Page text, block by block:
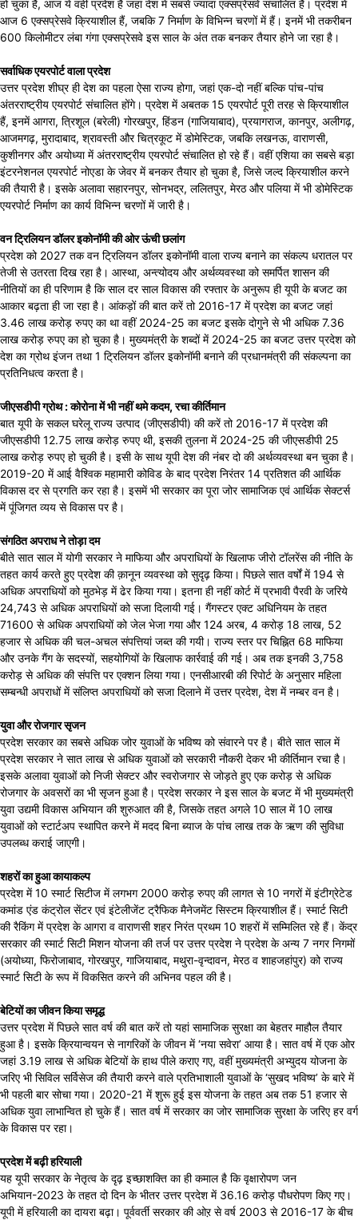
हो चुका है, आज ये वहीं प्रदेश है जहां देश में सबसे ज्यादा एक्सप्रेसवे संचालित हैं। प्रदेश में
आज 6 एक्सप्रेसवे क्रियाशील हैं, जबकि 7 निर्माण के विभिन्न चरणों में हैं। इनमें भी तकरीबन
600 किलोमीटर लंबा गंगा एक्सप्रेसवे इस साल के अंत तक बनकर तैयार होने जा रहा है।
सर्वाधिक एयरपोर्ट वाला प्रदेश
उत्तर प्रदेश शीघ्र ही देश का पहला ऐसा राज्य होगा, जहां एक-दो नहीं बल्कि पांच-पांच
अंतरराष्ट्रीय एयरपोर्ट संचालित होंगे। प्रदेश में अबतक 15 एयरपोर्ट पूरी तरह से क्रियाशील
हैं, इनमें आगरा, त्रिशूल (बरेली) गोरखपुर, हिंडन (गाजियाबाद), प्रयागराज, कानपुर, अलीगढ़,
आजमगढ़, मुरादाबाद, श्रावस्ती और चित्रकूट में डोमेस्टिक, जबकि लखनऊ, वाराणसी,
कुशीनगर और अयोध्या में अंतरराष्ट्रीय एयरपोर्ट संचालित हो रहे हैं। वहीं एशिया का सबसे बड़ा
इंटरनेशनल एयरपोर्ट नोएडा के जेवर में बनकर तैयार हो चुका है, जिसे जल्द क्रियाशील करने
की तैयारी है। इसके अलावा सहारनपुर, सोनभद्र, ललितपुर, मेरठ और पलिया में भी डोमेस्टिक
एयरपोर्ट निर्माण का कार्य विभिन्न चरणों में जारी है।
वन ट्रिलियन डॉलर इकोनॉमी की ओर ऊंची छलांग
प्रदेश को 2027 तक वन ट्रिलियन डॉलर इकोनॉमी वाला राज्य बनाने का संकल्प धरातल पर
तेजी से उतरता दिख रहा है। आस्था, अन्त्योदय और अर्थव्यवस्था को समर्पित शासन की
नीतियों का ही परिणाम है कि साल दर साल विकास की रफ्तार के अनुरूप ही यूपी के बजट का
आकार बढ़ता ही जा रहा है। आंकड़ों की बात करें तो 2016-17 में प्रदेश का बजट जहां
3.46 लाख करोड़ रुपए का था वहीं 2024-25 का बजट इसके दोगुने से भी अधिक 7.36
लाख करोड़ रुपए का हो चुका है। मुख्यमंत्री के शब्दों में 2024-25 का बजट उत्तर प्रदेश को
देश का ग्रोथ इंजन तथा 1 ट्रिलियन डॉलर इकोनॉमी बनाने की प्रधानमंत्री की संकल्पना का
प्रतिनिधत्व करता है।
जीएसडीपी ग्रोथ : कोरोना में भी नहीं थमे कदम, रचा कीर्तिमान
बात यूपी के सकल घरेलू राज्य उत्पाद (जीएसडीपी) की करें तो 2016-17 में प्रदेश की
जीएसडीपी 12.75 लाख करोड़ रुपए थी, इसकी तुलना में 2024-25 की जीएसडीपी 25
लाख करोड़ रुपए हो चुकी है। इसी के साथ यूपी देश की नंबर दो की अर्थव्यवस्था बन चुका है।
2019-20 में आई वैश्विक महामारी कोविड के बाद प्रदेश निरंतर 14 प्रतिशत की आर्थिक
विकास दर से प्रगति कर रहा है। इसमें भी सरकार का पूरा जोर सामाजिक एवं आर्थिक सेक्टर्स
में पूंजिगत व्यय से विकास पर है।
संगठित अपराध ने तोड़ा दम
बीते सात साल में योगी सरकार ने माफिया और अपराधियों के खिलाफ जीरो टॉलरेंस की नीति के
तहत कार्य करते हुए प्रदेश की क़ानून व्यवस्था को सुदृढ़ किया। पिछले सात वर्षों में 194 से
अधिक अपराधियों को मुठभेड़ में ढेर किया गया। इतना ही नहीं कोर्ट में प्रभावी पैरवी के जरिये
24,743 से अधिक अपराधियों को सजा दिलायी गई। गैंगस्टर एक्ट अधिनियम के तहत
71600 से अधिक अपराधियों को जेल भेजा गया और 124 अरब, 4 करोड़ 18 लाख, 52
हजार से अधिक की चल-अचल संपत्तियां जब्त की गयी। राज्य स्तर पर चिह्नित 68 माफिया
और उनके गैंग के सदस्यों, सहयोगियों के खिलाफ कार्रवाई की गई। अब तक इनकी 3,758
करोड़ से अधिक की संपत्ति पर एक्शन लिया गया। एनसीआरबी की रिपोर्ट के अनुसार महिला
सम्बन्धी अपराधों में संलिप्त अपराधियों को सजा दिलाने में उत्तर प्रदेश, देश में नम्बर वन है।
युवा और रोजगार सृजन
प्रदेश सरकार का सबसे अधिक जोर युवाओं के भविष्य को संवारने पर है। बीते सात साल में
प्रदेश सरकार ने सात लाख से अधिक युवाओं को सरकारी नौकरी देकर भी कीर्तिमान रचा है।
इसके अलावा युवाओं को निजी सेक्टर और स्वरोजगार से जोड़ते हुए एक करोड़ से अधिक
रोजगार के अवसरों का भी सृजन हुआ है। प्रदेश सरकार ने इस साल के बजट में भी मुख्यमंत्री
युवा उद्यमी विकास अभियान की शुरुआत की है, जिसके तहत अगले 10 साल में 10 लाख
युवाओं को स्टार्टअप स्थापित करने में मदद बिना ब्याज के पांच लाख तक के ऋण की सुविधा
उपलब्ध कराई जाएगी।
शहरों का हुआ कायाकल्प
प्रदेश में 10 स्मार्ट सिटीज में लगभग 2000 करोड़ रुपए की लागत से 10 नगरों में इंटीग्रेटेड
कमांड एंड कंट्रोल सेंटर एवं इंटेलीजेंट ट्रैफिक मैनेजमेंट सिस्टम क्रियाशील हैं। स्मार्ट सिटी
की रैकिंग में प्रदेश के आगरा व वाराणसी शहर निरंत प्रथम 10 शहरों में सम्मिलित रहे हैं। केंद्र
सरकार की स्मार्ट सिटी मिशन योजना की तर्ज पर उत्तर प्रदेश ने प्रदेश के अन्य 7 नगर निगमों
(अयोध्या, फिरोजाबाद, गोरखपुर, गाजियाबाद, मथुरा-वृन्दावन, मेरठ व शाहजहांपुर) को राज्य
स्मार्ट सिटी के रूप में विकसित करने की अभिनव पहल की है।
बेटियों का जीवन किया समृद्ध
उत्तर प्रदेश में पिछले सात वर्ष की बात करें तो यहां सामाजिक सुरक्षा का बेहतर माहौल तैयार
हुआ है। इसके क्रियान्वयन से नागरिकों के जीवन में ‘नया सवेरा’ आया है। सात वर्ष में एक ओर
जहां 3.19 लाख से अधिक बेटियों के हाथ पीले कराए गए, वहीं मुख्यमंत्री अभ्युदय योजना के
जरिए भी सिविल सर्विसेज की तैयारी करने वाले प्रतिभाशाली युवाओं के ‘सुखद भविष्य’ के बारे में
भी पहली बार सोचा गया। 2020-21 में शुरू हुई इस योजना के तहत अब तक 51 हजार से
अधिक युवा लाभान्वित हो चुके हैं। सात वर्ष में सरकार का जोर सामाजिक सुरक्षा के जरिए हर वर्ग
के विकास पर रहा।
प्रदेश में बढ़ी हरियाली
यह यूपी सरकार के नेतृत्व के दृढ़ इच्छाशक्ति का ही कमाल है कि वृक्षारोपण जन
अभियान-2023 के तहत दो दिन के भीतर उत्तर प्रदेश में 36.16 करोड़ पौधरोपण किए गए।
यूपी में हरियाली का दायरा बढ़ा। पूर्ववर्ती सरकार की ओऱ से वर्ष 2003 से 2016-17 के बीच